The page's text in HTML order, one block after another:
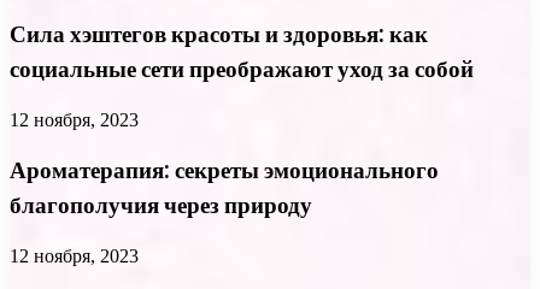
Сила хэштегов красоты и здоровья: как
социальные сети преображают уход за собой
12 ноября, 2023
Ароматерапия: секреты эмоционального
благополучия через природу
12 ноября, 2023